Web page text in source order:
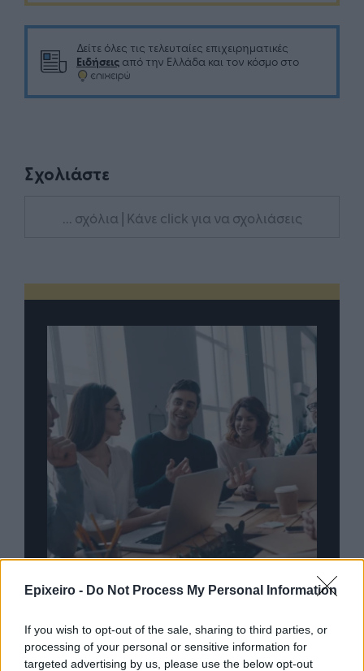
Epixeiro - Do Not Process My Personal Information
If you wish to opt-out of the sale, sharing to third parties, or
processing of your personal or sensitive information for
targeted advertising by us, please use the below opt-out
Δείτε όλες τις τελευταίες επιχειρηματικές
Ειδήσεις από την Ελλάδα και τον κόσμο στο
Σχολιάστε
... σχόλια | Κάνε click για να σχολιάσεις
μέλλον του Insurance στην εποχή του AI